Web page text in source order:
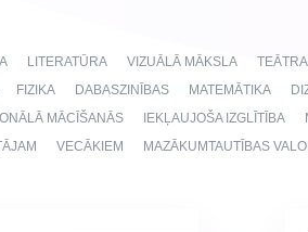
LITERATŪRA VIZUĀLĀ MĀKSLA
FIZIKA DABASZINĪBAS MATEMĀTIKA
MĀCĪŠANĀS IEKĻAUJOŠA IZGLĪTĪBA
VECĀKIEM MAZĀKUMTAUTĪBAS